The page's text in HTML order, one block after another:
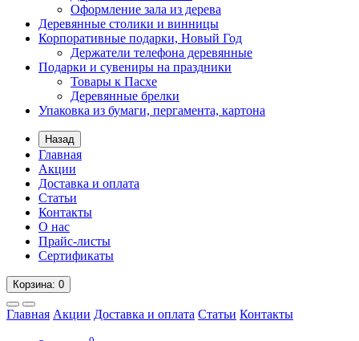
Оформление зала из дерева
Деревянные столики и винницы
Корпоративные подарки, Новый Год
Держатели телефона деревянные
Подарки и сувениры на праздники
Товары к Пасхе
Деревянные брелки
Упаковка из бумаги, пергамента, картона
Назад
Главная
Акции
Доставка и оплата
Статьи
Контакты
О нас
Прайс-листы
Сертификаты
Корзина: 0
Главная Акции Доставка и оплата Статьи Контакты